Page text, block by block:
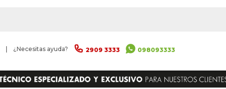
¿Necesitas ayuda? 2909 3333 098093333